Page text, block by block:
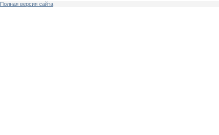
Полная версия сайта